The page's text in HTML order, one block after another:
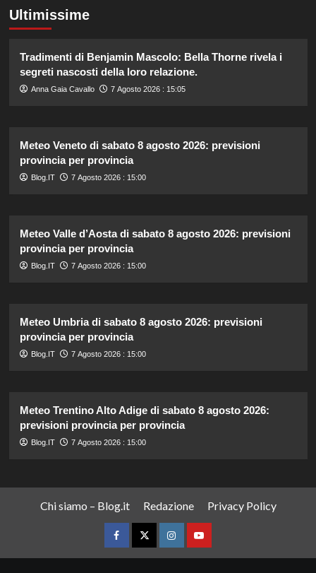
Ultimissime
Tradimenti di Benjamin Mascolo: Bella Thorne rivela i
segreti nascosti della loro relazione.
Anna Gaia Cavallo 7 Agosto 2026 : 15:05
Meteo Veneto di sabato 8 agosto 2026: previsioni
provincia per provincia
Blog.IT 7 Agosto 2026 : 15:00
Meteo Valle d’Aosta di sabato 8 agosto 2026: previsioni
provincia per provincia
Blog.IT 7 Agosto 2026 : 15:00
Meteo Umbria di sabato 8 agosto 2026: previsioni
provincia per provincia
Blog.IT 7 Agosto 2026 : 15:00
Meteo Trentino Alto Adige di sabato 8 agosto 2026:
previsioni provincia per provincia
Blog.IT 7 Agosto 2026 : 15:00
Chi siamo – Blog.it Redazione Privacy Policy
FacebookTwitterInstagramYouTube